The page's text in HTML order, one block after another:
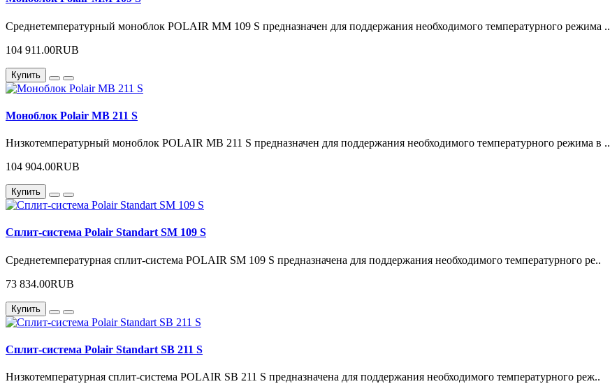
Среднетемпературный моноблок POLAIR MM 109 S предназначен для поддержания необходимого температурного режима ..
104 911.00RUB
Купить
Моноблок Polair MB 211 S
Низкотемпературный моноблок POLAIR MB 211 S предназначен для поддержания необходимого температурного режима в ..
104 904.00RUB
Купить
Сплит-система Polair Standart SM 109 S
Среднетемпературная сплит-система POLAIR SM 109 S предназначена для поддержания необходимого температурного ре..
73 834.00RUB
Купить
Сплит-система Polair Standart SB 211 S
Низкотемпературная сплит-система POLAIR SB 211 S предназначена для поддержания необходимого температурного реж..